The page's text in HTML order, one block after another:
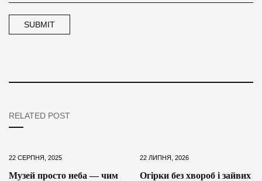
RELATED POST
22 СЕРПНЯ, 2025
Музей просто неба — чим
22 ЛИПНЯ, 2026
Огірки без хвороб і зайвих